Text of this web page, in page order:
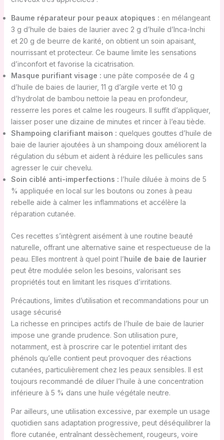
Baume réparateur pour peaux atopiques : en mélangeant
3 g d’huile de baies de laurier avec 2 g d’huile d’Inca-Inchi
et 20 g de beurre de karité, on obtient un soin apaisant,
nourrissant et protecteur. Ce baume limite les sensations
d’inconfort et favorise la cicatrisation.
Masque purifiant visage : une pâte composée de 4 g
d’huile de baies de laurier, 11 g d’argile verte et 10 g
d’hydrolat de bambou nettoie la peau en profondeur,
resserre les pores et calme les rougeurs. Il suffit d’appliquer,
laisser poser une dizaine de minutes et rincer à l’eau tiède.
Shampoing clarifiant maison : quelques gouttes d’huile de
baie de laurier ajoutées à un shampoing doux améliorent la
régulation du sébum et aident à réduire les pellicules sans
agresser le cuir chevelu.
Soin ciblé anti-imperfections : l’huile diluée à moins de 5
% appliquée en local sur les boutons ou zones à peau
rebelle aide à calmer les inflammations et accélère la
réparation cutanée.
Ces recettes s’intègrent aisément à une routine beauté
naturelle, offrant une alternative saine et respectueuse de la
peau. Elles montrent à quel point l’huile de baie de laurier
peut être modulée selon les besoins, valorisant ses
propriétés tout en limitant les risques d’irritations.
Précautions, limites d’utilisation et recommandations pour un
usage sécurisé
La richesse en principes actifs de l’huile de baie de laurier
impose une grande prudence. Son utilisation pure,
notamment, est à proscrire car le potentiel irritant des
phénols qu’elle contient peut provoquer des réactions
cutanées, particulièrement chez les peaux sensibles. Il est
toujours recommandé de diluer l’huile à une concentration
inférieure à 5 % dans une huile végétale neutre.
Par ailleurs, une utilisation excessive, par exemple un usage
quotidien sans adaptation progressive, peut déséquilibrer la
flore cutanée, entraînant dessèchement, rougeurs, voire